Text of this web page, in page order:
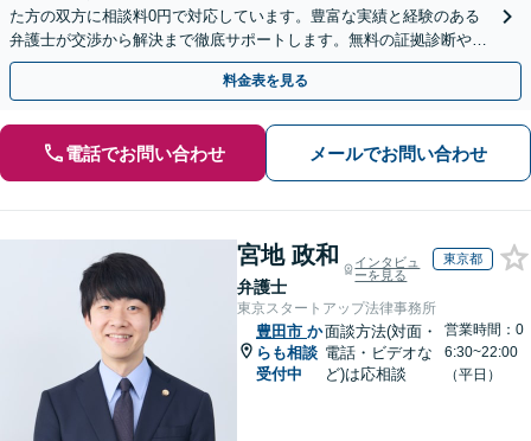
た方の双方に相談料0円で対応しています。豊富な実績と経験のある
弁護士が交渉から解決まで徹底サポートします。無料の証拠診断や着
手金の返還保証もありますので安心してご相談ください。
料金表を見る
電話でお問い合わせ メールでお問い合わせ
宮地 政和
弁護士
インタビュ
ーを見る
東京都
東京スタートアップ法律事務所
豊田市 か
らも相談
受付中
面談方法(対面・
電話・ビデオな
ど)は応相談
営業時間：0
6:30~22:00
（平日）